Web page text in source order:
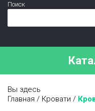
Поиск
Вы здесь
Главная / Кровати /